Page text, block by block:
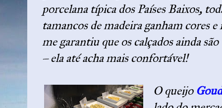
porcelana típica dos Países Baixos,
tamancos de madeira ganham cores
me garantiu que os calçados ainda
– ela até acha mais confortável!
O queijo